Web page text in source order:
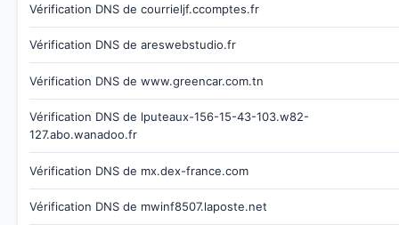
Vérification DNS de courrieljf.ccomptes.fr
Vérification DNS de areswebstudio.fr
Vérification DNS de www.greencar.com.tn
Vérification DNS de lputeaux-156-15-43-103.w82-
127.abo.wanadoo.fr
Vérification DNS de mx.dex-france.com
Vérification DNS de mwinf8507.laposte.net